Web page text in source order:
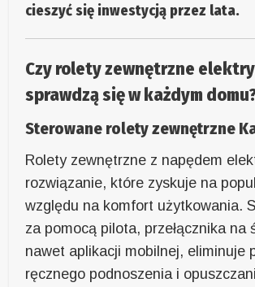
cieszyć się inwestycją przez lata.
Czy rolety zewnętrzne
sprawdzą się w każdym
Sterowane rolety zewnętrzne
Rolety zewnętrzne z napędem
rozwiązanie, które zyskuje na
względu na komfort użytkowania.
za pomocą pilota, przełącznika na
nawet aplikacji mobilnej, eliminuje
ręcznego podnoszenia i